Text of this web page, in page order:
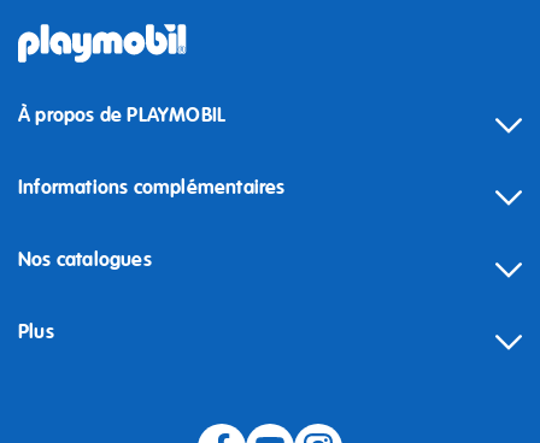
À propos de PLAYMOBIL
Informations complémentaires
Nos catalogues
Plus